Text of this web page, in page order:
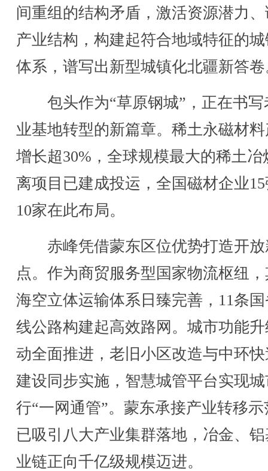
间重组的结构矛盾，激活资源潜力
产业结构，构建起符合地域特征的
体系，谱写出新型城镇化北疆新答
包头作为“草原钢城”，正在书写
业基地转型的新篇章。稀土永磁材
增长超30%，全球规模最大的稀土冶
离项目已建成投运，全国磁材企业
10家在此布局。
赤峰凭借蒙东区位优势打造开放
点。作为商贸服务型国家物流枢纽
海空立体运输体系日臻完善，11条
线公路构建起高效路网。城市功能
动全面推进，老旧小区改造与中环
建设同步实施，智慧城管平台实现
行“一网通管”。蒙东承接产业转移示
已吸引八大产业集群落地，冶金、
业链正向千亿级规模迈进。